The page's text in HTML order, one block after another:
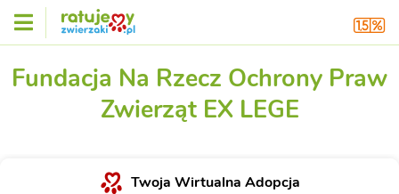
Fundacja Na Rzecz Ochrony Praw
Zwierząt EX LEGE
Twoja Wirtualna Adopcja